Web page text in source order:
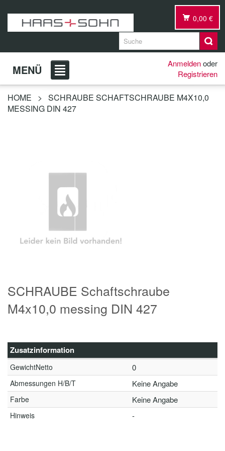
0,00 €
MENÜ Anmeldenoder
Registrieren
HOME >
SCHRAUBE SCHAFTSCHRAUBE M4X10,0
MESSING DIN 427
SCHRAUBE Schaftschraube
M4x10,0 messing DIN 427
Zusatzinformation
GewichtNetto 0
Abmessungen H/B/T Keine Angabe
Farbe Keine Angabe
Hinweis -